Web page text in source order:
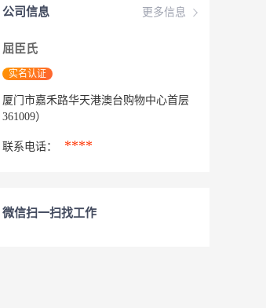
更多信息
公司信息
屈臣氏
实名认证
厦门市嘉禾路华天港澳台购物中心首层
361009）
联系电话： ****
微信扫一扫找工作